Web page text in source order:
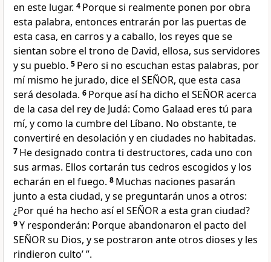
en este lugar. 4 Porque si realmente ponen por obra
esta palabra, entonces entrarán por las puertas de
esta casa, en carros y a caballo, los reyes que se
sientan sobre el trono de David, ellosa, sus servidores
y su pueblo. 5 Pero si no escuchan estas palabras, por
mí mismo he jurado, dice el SEÑOR, que esta casa
será desolada. 6 Porque así ha dicho el SEÑOR acerca
de la casa del rey de Judá: Como Galaad eres tú para
mí, y como la cumbre del Líbano. No obstante, te
convertiré en desolación y en ciudades no habitadas.
7 He designado contra ti destructores, cada uno con
sus armas. Ellos cortarán tus cedros escogidos y los
echarán en el fuego. 8 Muchas naciones pasarán
junto a esta ciudad, y se preguntarán unos a otros:
¿Por qué ha hecho así el SEÑOR a esta gran ciudad?
9Y responderán: Porque abandonaron el pacto del
SEÑOR su Dios, y se postraron ante otros dioses y les
rindieron culto’ ”.